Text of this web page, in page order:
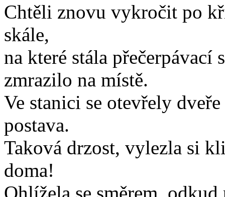
Chtěli znovu vykročit po
skále,
na které stála
zmrazilo na místě.
Ve stanici se otevřely
postava.
Taková drzost, vylezla si
doma!
Ohlížela se směrem, odkud